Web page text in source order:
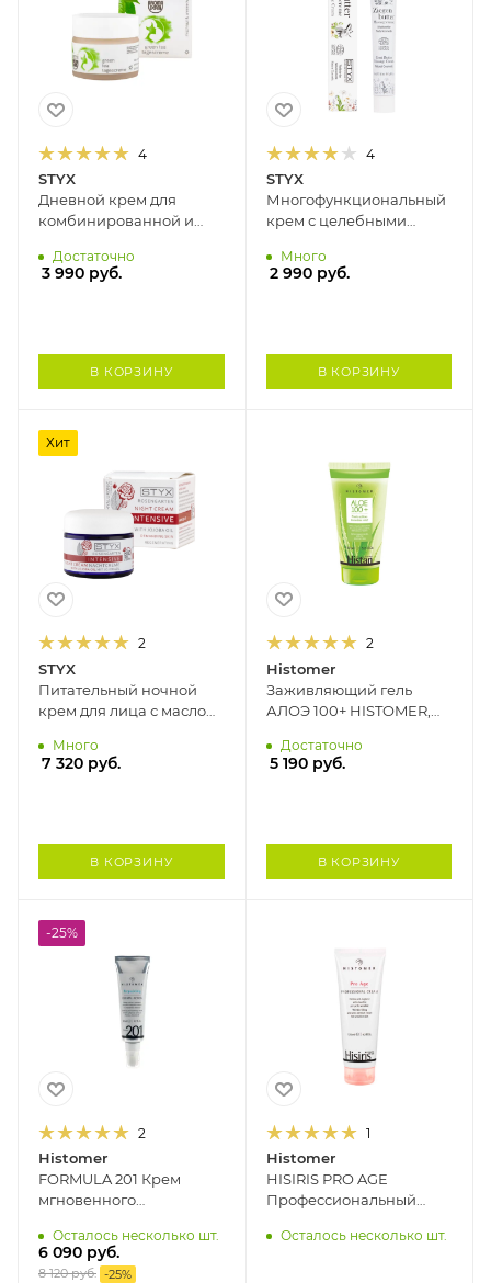
4
STYX
Дневной крем для
комбинированной и
ЗЕЛЕНЫЙ ЧАЙ STYX, 50
мл
Достаточно
3 990 руб.
В КОРЗИНУ
4
STYX
Многофункциональный
крем с целебными
МОЛОКО STYX, 50 мл
Много
2 990руб.
В КОРЗИНУ
Хит
2
STYX
Питательный ночной
крем для лица с маслом
STYX, 50 мл
Много
7 320 руб.
В КОРЗИНУ
2
Histomer
Заживляющий гель
АЛОЭ 100+ HISTOMER,
Достаточно
5 190руб.
В КОРЗИНУ
-25%
2
Histomer
FORMULA 201 Крем
мгновенного
HISTOMER, 50 мл
Осталось несколько шт.
6 090 руб.
8 120руб. -25%
1
Histomer
HISIRIS PRO AGE
Профессиональный
для чувствительной
Осталось несколько шт.